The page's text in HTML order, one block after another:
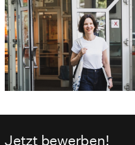
Jetzt bewerben!